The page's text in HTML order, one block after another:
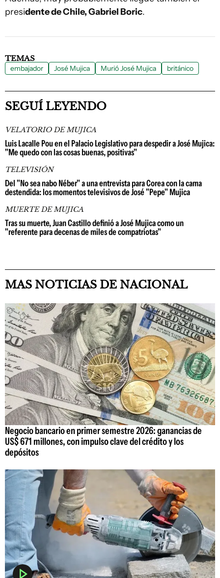
presidente de Chile, Gabriel Boric.
TEMAS
embajador José Mujica Murió José Mujica británico
SEGUÍ LEYENDO
VELATORIO DE MUJICA
Luis Lacalle Pou en el Palacio Legislativo para despedir a José Mujica:
"Me quedo con las cosas buenas, positivas"
TELEVISIÓN
Del "No sea nabo Néber" a una entrevista para Corea con la cama
destendida: los momentos televisivos de José "Pepe" Mujica
MUERTE DE MUJICA
Tras su muerte, Juan Castillo definió a José Mujica como un
"referente para decenas de miles de compatriotas"
MAS NOTICIAS DE NACIONAL
Negocio bancario en primer semestre 2026: ganancias de
US$ 671 millones, con impulso clave del crédito y los
depósitos